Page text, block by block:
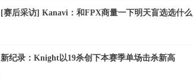
[赛后采访] Kanavi：和FPX商量一下明天盲选选什么
新纪录：Knight以19杀创下本赛季单场击杀新高